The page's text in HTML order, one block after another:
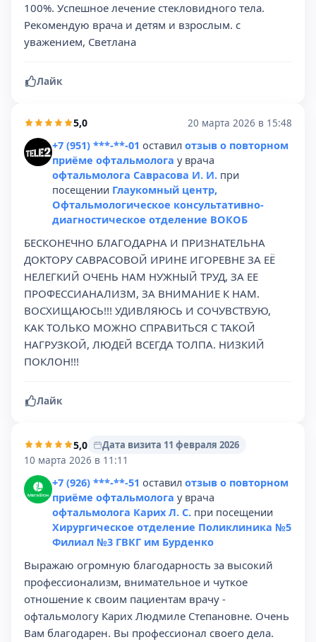
100%. Успешное лечение стекловидного тела.
Рекомендую врача и детям и взрослым. с
уважением, Светлана
Лайк
5,0 20 марта 2026 в 15:48
+7 (951) ***-**-01 оставил отзыв о повторном
приёме офтальмолога у врача
офтальмолога Саврасова И. И. при
посещении Глаукомный центр,
Офтальмологическое консультативно-
диагностическое отделение ВОКОБ
БЕСКОНЕЧНО БЛАГОДАРНА И ПРИЗНАТЕЛЬНА
ДОКТОРУ САВРАСОВОЙ ИРИНЕ ИГОРЕВНЕ ЗА ЕЁ
НЕЛЕГКИЙ ОЧЕНЬ НАМ НУЖНЫЙ ТРУД, ЗА ЕЕ
ПРОФЕССИАНАЛИЗМ, ЗА ВНИМАНИЕ К НАМ.
ВОСХИЩАЮСЬ!!! УДИВЛЯЮСЬ И СОЧУВСТВУЮ,
КАК ТОЛЬКО МОЖНО СПРАВИТЬСЯ С ТАКОЙ
НАГРУЗКОЙ, ЛЮДЕЙ ВСЕГДА ТОЛПА. НИЗКИЙ
ПОКЛОН!!!
Лайк
5,0
Дата визита 11 февраля 2026
10 марта 2026 в 11:11
+7 (926) ***-**-51 оставил отзыв о повторном
приёме офтальмолога у врача
офтальмолога Карих Л. С. при посещении
Хирургическое отделение Поликлиника №5
Филиал №3 ГВКГ им Бурденко
Выражаю огромную благодарность за высокий
профессионализм, внимательное и чуткое
отношение к своим пациентам врачу -
офтальмологу Карих Людмиле Степановне. Очень
Вам благодарен. Вы профессионал своего дела.